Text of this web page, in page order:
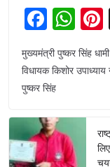
F
a
c
e
o
o
W
h
at
p
मुख्यमंत्री पुष्कर सिंह
विधायक किशोर
पुष्कर सिंह